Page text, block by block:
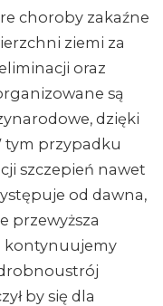
choroby zakaźne
ziemi za
oraz
są
dzięki
tym przypadku
szczepień nawet
od dawna,
przewyższa
kontynuujemy
by się dla